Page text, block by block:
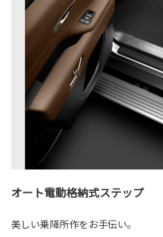
オート電動格納式ステップ
美しい乗降所作をお手伝い。